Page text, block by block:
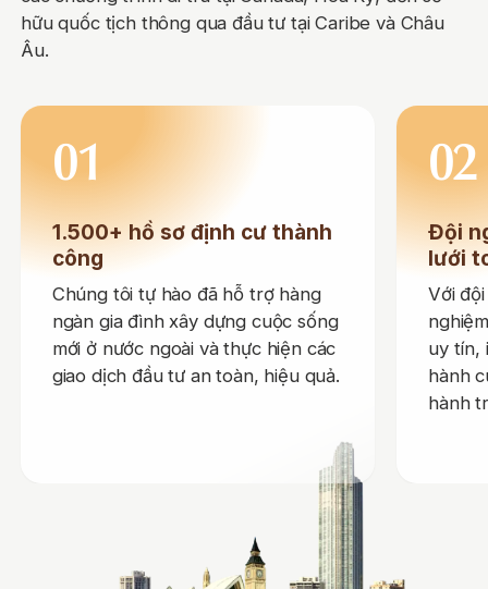
hữu quốc tịch thông qua đầu tư tại Caribe và Châu
Âu.
01
1.500+ hồ sơ định cư thành
công
Chúng tôi tự hào đã hỗ trợ hàng
ngàn gia đình xây dựng cuộc sống
mới ở nước ngoài và thực hiện các
giao dịch đầu tư an toàn, hiệu quả.
02
Đội
lưới
Với
uy tín,
hành
hành